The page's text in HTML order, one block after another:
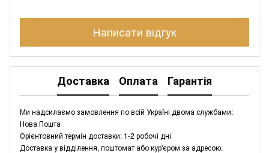
Написати відгук
Доставка Оплата Гарантія
Ми надсилаємо замовлення по всій Україні двома службами:
Нова Пошта
Орієнтовний термін доставки: 1-2 робочі дні
Доставка у відділення, поштомат або кур'єром за адресою.